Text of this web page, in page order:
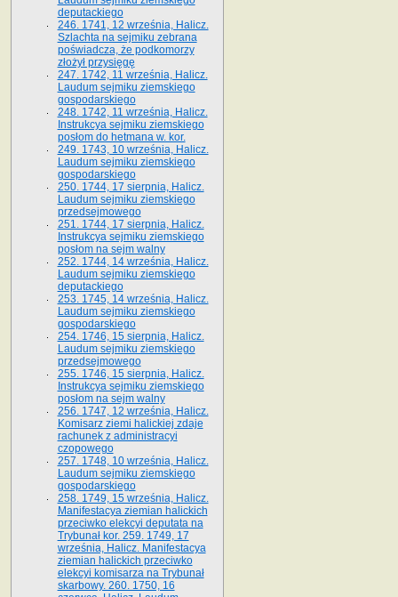
deputackiego
246. 1741, 12 września, Halicz.
Szlachta na sejmiku zebrana
poświadcza, że podkomorzy
złożył przysięgę
247. 1742, 11 września, Halicz.
Laudum sejmiku ziemskiego
gospodarskiego
248. 1742, 11 września, Halicz.
Instrukcya sejmiku ziemskiego
posłom do hetmana w. kor.
249. 1743, 10 września, Halicz.
Laudum sejmiku ziemskiego
gospodarskiego
250. 1744, 17 sierpnia, Halicz.
Laudum sejmiku ziemskiego
przedsejmowego
251. 1744, 17 sierpnia, Halicz.
Instrukcya sejmiku ziemskiego
posłom na sejm walny
252. 1744, 14 września, Halicz.
Laudum sejmiku ziemskiego
deputackiego
253. 1745, 14 września, Halicz.
Laudum sejmiku ziemskiego
gospodarskiego
254. 1746, 15 sierpnia, Halicz.
Laudum sejmiku ziemskiego
przedsejmowego
255. 1746, 15 sierpnia, Halicz.
Instrukcya sejmiku ziemskiego
posłom na sejm walny
256. 1747, 12 września, Halicz.
Komisarz ziemi halickiej zdaje
rachunek z administracyi
czopowego
257. 1748, 10 września, Halicz.
Laudum sejmiku ziemskiego
gospodarskiego
258. 1749, 15 września, Halicz.
Manifestacya ziemian halickich
przeciwko elekcyi deputata na
Trybunał kor. 259. 1749, 17
września, Halicz. Manifestacya
ziemian halickich przeciwko
elekcyi komisarza na Trybunał
skarbowy. 260. 1750, 16